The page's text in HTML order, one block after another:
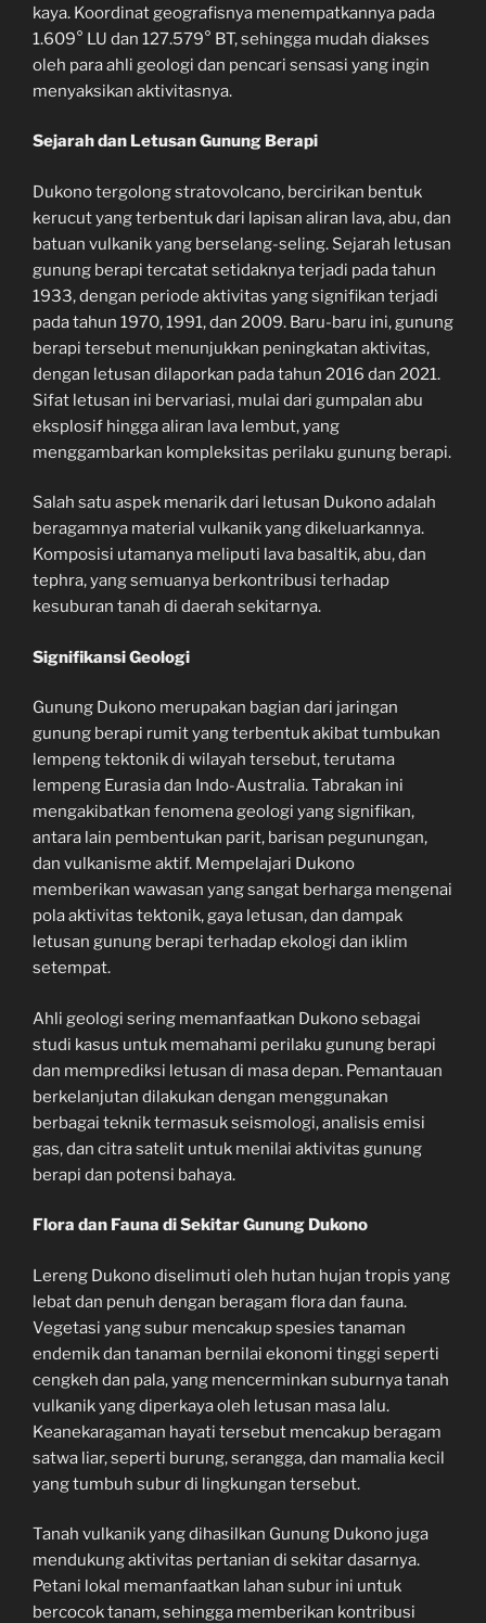
kaya. Koordinat geografisnya menempatkannya pada
1.609° LU dan 127.579° BT, sehingga mudah diakses
oleh para ahli geologi dan pencari sensasi yang ingin
menyaksikan aktivitasnya.
Sejarah dan Letusan Gunung Berapi
Dukono tergolong stratovolcano, bercirikan bentuk
kerucut yang terbentuk dari lapisan aliran lava, abu, dan
batuan vulkanik yang berselang-seling. Sejarah letusan
gunung berapi tercatat setidaknya terjadi pada tahun
1933, dengan periode aktivitas yang signifikan terjadi
pada tahun 1970, 1991, dan 2009. Baru-baru ini, gunung
berapi tersebut menunjukkan peningkatan aktivitas,
dengan letusan dilaporkan pada tahun 2016 dan 2021.
Sifat letusan ini bervariasi, mulai dari gumpalan abu
eksplosif hingga aliran lava lembut, yang
menggambarkan kompleksitas perilaku gunung berapi.
Salah satu aspek menarik dari letusan Dukono adalah
beragamnya material vulkanik yang dikeluarkannya.
Komposisi utamanya meliputi lava basaltik, abu, dan
tephra, yang semuanya berkontribusi terhadap
kesuburan tanah di daerah sekitarnya.
Signifikansi Geologi
Gunung Dukono merupakan bagian dari jaringan
gunung berapi rumit yang terbentuk akibat tumbukan
lempeng tektonik di wilayah tersebut, terutama
lempeng Eurasia dan Indo-Australia. Tabrakan ini
mengakibatkan fenomena geologi yang signifikan,
antara lain pembentukan parit, barisan pegunungan,
dan vulkanisme aktif. Mempelajari Dukono
memberikan wawasan yang sangat berharga mengenai
pola aktivitas tektonik, gaya letusan, dan dampak
letusan gunung berapi terhadap ekologi dan iklim
setempat.
Ahli geologi sering memanfaatkan Dukono sebagai
studi kasus untuk memahami perilaku gunung berapi
dan memprediksi letusan di masa depan. Pemantauan
berkelanjutan dilakukan dengan menggunakan
berbagai teknik termasuk seismologi, analisis emisi
gas, dan citra satelit untuk menilai aktivitas gunung
berapi dan potensi bahaya.
Flora dan Fauna di Sekitar Gunung Dukono
Lereng Dukono diselimuti oleh hutan hujan tropis yang
lebat dan penuh dengan beragam flora dan fauna.
Vegetasi yang subur mencakup spesies tanaman
endemik dan tanaman bernilai ekonomi tinggi seperti
cengkeh dan pala, yang mencerminkan suburnya tanah
vulkanik yang diperkaya oleh letusan masa lalu.
Keanekaragaman hayati tersebut mencakup beragam
satwa liar, seperti burung, serangga, dan mamalia kecil
yang tumbuh subur di lingkungan tersebut.
Tanah vulkanik yang dihasilkan Gunung Dukono juga
mendukung aktivitas pertanian di sekitar dasarnya.
Petani lokal memanfaatkan lahan subur ini untuk
bercocok tanam, sehingga memberikan kontribusi